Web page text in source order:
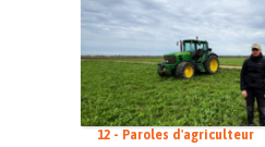
12 - Paroles d'agriculteur